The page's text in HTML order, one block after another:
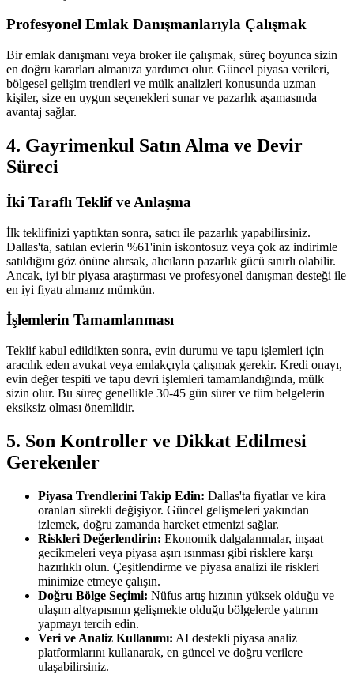
Profesyonel Emlak Danışmanlarıyla Çalışmak
Bir emlak danışmanı veya broker ile çalışmak, süreç boyunca sizin
en doğru kararları almanıza yardımcı olur. Güncel piyasa verileri,
bölgesel gelişim trendleri ve mülk analizleri konusunda uzman
kişiler, size en uygun seçenekleri sunar ve pazarlık aşamasında
avantaj sağlar.
4. Gayrimenkul Satın Alma ve Devir
Süreci
İki Taraflı Teklif ve Anlaşma
İlk teklifinizi yaptıktan sonra, satıcı ile pazarlık yapabilirsiniz.
Dallas'ta, satılan evlerin %61'inin iskontosuz veya çok az indirimle
satıldığını göz önüne alırsak, alıcıların pazarlık gücü sınırlı olabilir.
Ancak, iyi bir piyasa araştırması ve profesyonel danışman desteği ile
en iyi fiyatı almanız mümkün.
İşlemlerin Tamamlanması
Teklif kabul edildikten sonra, evin durumu ve tapu işlemleri için
aracılık eden avukat veya emlakçıyla çalışmak gerekir. Kredi onayı,
evin değer tespiti ve tapu devri işlemleri tamamlandığında, mülk
sizin olur. Bu süreç genellikle 30-45 gün sürer ve tüm belgelerin
eksiksiz olması önemlidir.
5. Son Kontroller ve Dikkat Edilmesi
Gerekenler
Piyasa Trendlerini Takip Edin: Dallas'ta fiyatlar ve kira
oranları sürekli değişiyor. Güncel gelişmeleri yakından
izlemek, doğru zamanda hareket etmenizi sağlar.
Riskleri Değerlendirin: Ekonomik dalgalanmalar, inşaat
gecikmeleri veya piyasa aşırı ısınması gibi risklere karşı
hazırlıklı olun. Çeşitlendirme ve piyasa analizi ile riskleri
minimize etmeye çalışın.
Doğru Bölge Seçimi: Nüfus artış hızının yüksek olduğu ve
ulaşım altyapısının gelişmekte olduğu bölgelerde yatırım
yapmayı tercih edin.
Veri ve Analiz Kullanımı: AI destekli piyasa analiz
platformlarını kullanarak, en güncel ve doğru verilere
ulaşabilirsiniz.